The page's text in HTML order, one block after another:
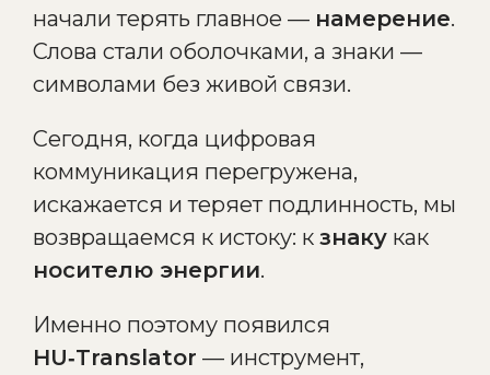
начали терять главное — намерение.
Слова стали оболочками, а знаки —
символами без живой связи.
Сегодня, когда цифровая
коммуникация перегружена,
искажается и теряет подлинность, мы
возвращаемся к истоку: к знаку как
носителю энергии.
Именно поэтому появился
HU‑Translator — инструмент,